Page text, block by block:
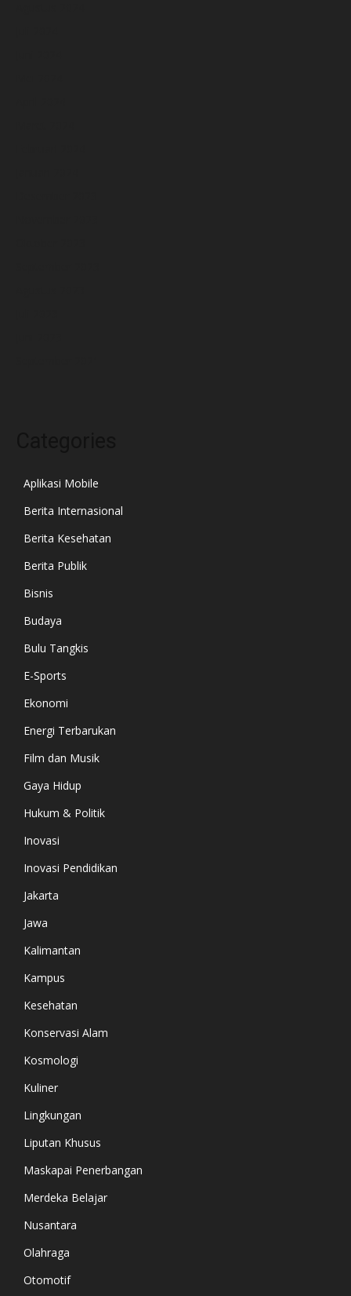
Aplikasi Mobile
Berita Internasional
Berita Kesehatan
Berita Publik
Bisnis
Budaya
Bulu Tangkis
E-Sports
Ekonomi
Energi Terbarukan
Film dan Musik
Gaya Hidup
Hukum & Politik
Inovasi
Inovasi Pendidikan
Jakarta
Jawa
Kalimantan
Kampus
Kesehatan
Konservasi Alam
Kosmologi
Kuliner
Lingkungan
Liputan Khusus
Maskapai Penerbangan
Merdeka Belajar
Nusantara
Olahraga
Otomotif